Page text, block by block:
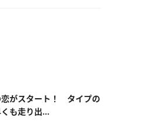
がスタート！ タイプの
も走り出...